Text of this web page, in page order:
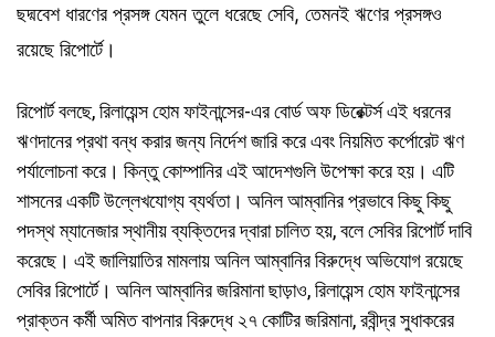
ছদ্মবেশ ধারণের প্রসঙ্গ যেমন তুলে ধরেছেসেবি, তেমনইঋণের প্রসঙ্গও
রয়েছেরিপোর্টে।
রিপোর্টবলছে,রিলায়েন্সহোমফাইনান্সের-এরবোর্ডঅফডিরেক্টর্সএইধরনের
ঋণদানেরপ্রথাবন্ধকরারজন্য নির্দেশ জারিকরেএবংনিয়মিতকর্পোরেটঋণ
পর্যালোচনাকরে। কিন্তু কোম্পানির এইআদেশগুলিউপেক্ষাকরেহয়। এটি
শাসনেরএকটিউল্লেখযোগ্যব্যর্থতা। অনিলআম্বানিরপ্রভাবেকিছু কিছু
পদস্থম্যানেজারস্থানীয়ব্যক্তিদেরদ্বারা চালিত হয়,বলেসেবিররিপোর্টদাবি
করেছে। এইজালিয়াতিরমামলায়অনিলআম্বানিরবিরুদ্ধেঅভিযোগরয়েছে
সেবিররিপোর্টে। অনিলআম্বানিরজরিমানা ছাড়াও,রিলায়েন্সহোমফাইনান্সের
প্রাক্তনকর্মী অমিতবাপনারবিরুদ্ধে ২৭কোটিরজরিমানা,রবীন্দ্রসুধাকরের